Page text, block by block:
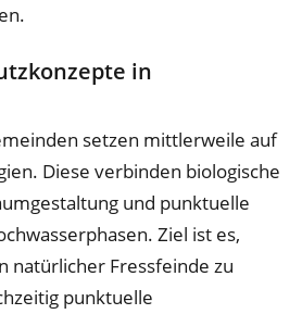
in
setzen mittlerweile auf
Diese verbinden biologische
und punktuelle
Ziel ist es,
natürlicher Fressfeinde zu
punktuelle